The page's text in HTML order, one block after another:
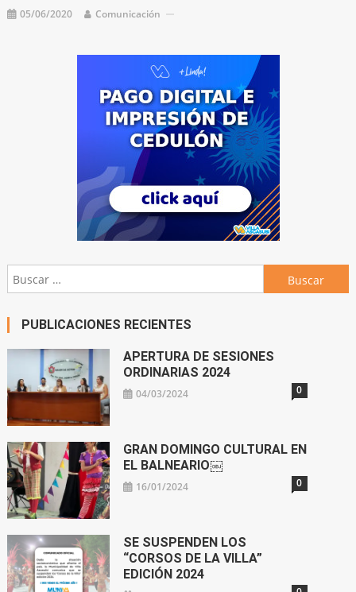
05/06/2020 Comunicación
Buscar:
PUBLICACIONES RECIENTES
APERTURA DE SESIONES
ORDINARIAS 2024
04/03/2024 0
GRAN DOMINGO CULTURAL EN
EL BALNEARIO￼
16/01/2024 0
SE SUSPENDEN LOS
“CORSOS DE LA VILLA”
EDICIÓN 2024